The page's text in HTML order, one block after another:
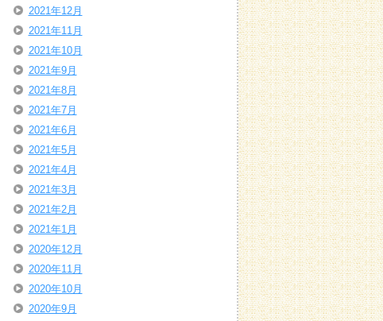
2021年12月
2021年11月
2021年10月
2021年9月
2021年8月
2021年7月
2021年6月
2021年5月
2021年4月
2021年3月
2021年2月
2021年1月
2020年12月
2020年11月
2020年10月
2020年9月